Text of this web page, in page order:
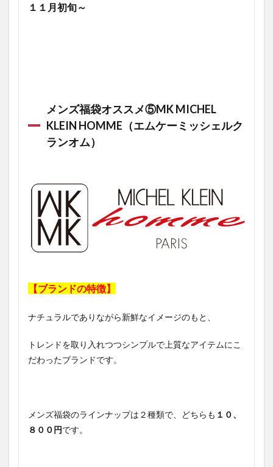
１１月初旬～
メンズ福袋オススメ⑤MK MICHEL
KLEIN HOMME（エムケーミッシェルク
ランオム）
【ブランドの特徴】
ナチュラルでありながら新鮮なイメージのもと、
トレンドを取り入れつつシンプルで上質なアイテムにこ
だわったブランドです。
メンズ福袋のラインナップは２種類で、どちらも １０、
８００円です。